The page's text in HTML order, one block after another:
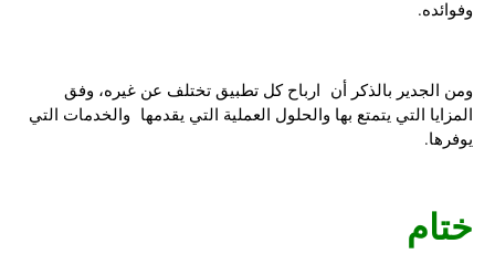
وفوائده.
ومن الجدير بالذكر أن ارباح كل تطبيق تختلف عن غيره، وفق
المزايا التي يتمتع بها والحلول العملية التي يقدمها والخدمات التي
يوفرها.
ختام